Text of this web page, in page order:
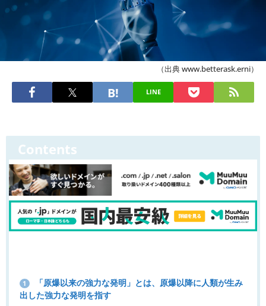
（出典 www.betterask.erni）
LINE
Contents
1
「原爆以来の強力な発明」とは、原爆以降に人類が生み
出した強力な発明を指す